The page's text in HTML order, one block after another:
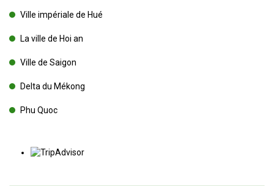
Ville impériale de Hué
La ville de Hoi an
Ville de Saigon
Delta du Mékong
Phu Quoc